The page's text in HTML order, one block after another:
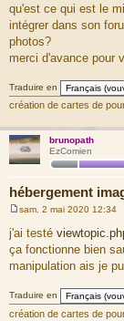
qu'est ce qui est le
intégrer dans son
photos?
merci d'avance pour
Traduire en
création de cartes de
brunopath
EzComien
hébergement
e
s
s
a
g
sam. 2 mai 2020 12:34
j'ai testé
ça fonctionne bien
manipulation ais je
Traduire en
création de cartes de